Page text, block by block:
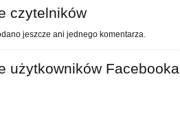
czytelników
jeszcze ani jednego komentarza.
użytkowników Facebooka